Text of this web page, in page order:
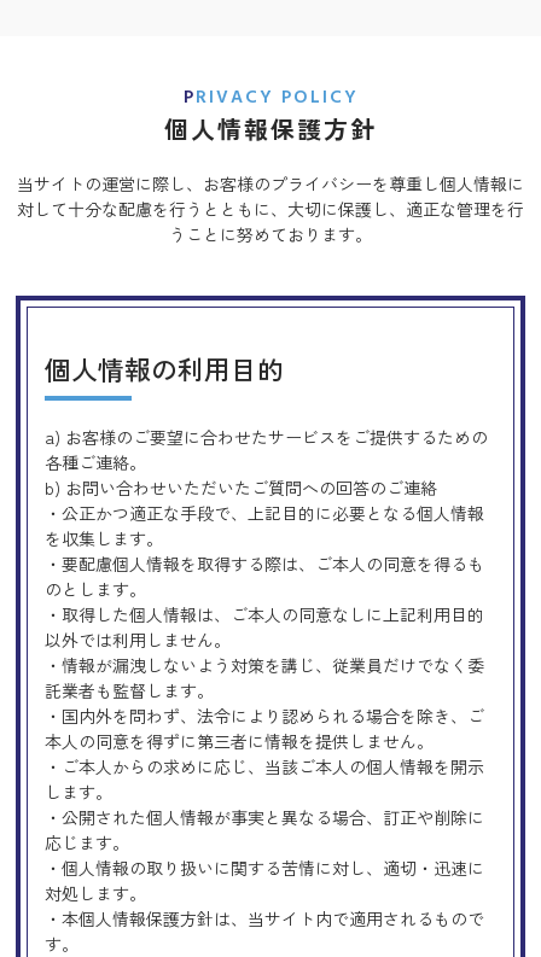
PRIVACY POLICY
個人情報保護方針
当サイトの運営に際し、お客様のプライバシーを尊重し個人情報に
対して十分な配慮を行うとともに、 大切に保護し、適正な管理を行
うことに努めております。
個人情報の利用目的
a) お客様のご要望に合わせたサービスをご提供するための
各種ご連絡。
b) お問い合わせいただいたご質問への回答のご連絡
・公正かつ適正な手段で、上記目的に必要となる個人情報
を収集します。
・要配慮個人情報を取得する際は、ご本人の同意を得るも
のとします。
・取得した個人情報は、ご本人の同意なしに上記利用目的
以外では利用しません。
・情報が漏洩しないよう対策を講じ、従業員だけでなく委
託業者も監督します。
・国内外を問わず、法令により認められる場合を除き、ご
本人の同意を得ずに第三者に情報を提供しません。
・ご本人からの求めに応じ、当該ご本人の個人情報を開示
します。
・公開された個人情報が事実と異なる場合、訂正や削除に
応じます。
・個人情報の取り扱いに関する苦情に対し、適切・迅速に
対処します。
・本個人情報保護方針は、当サイト内で適用されるもので
す。